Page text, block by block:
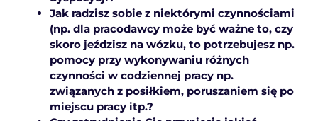
Jak radzisz sobie z niektórymi czynnościami
(np. dla pracodawcy może być ważne to, czy
skoro jeździsz na wózku, to potrzebujesz np.
pomocy przy wykonywaniu różnych
czynności w codziennej pracy np.
związanych z posiłkiem, poruszaniem się po
miejscu pracy itp.?